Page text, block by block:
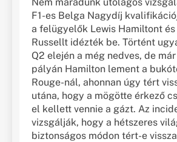
F1-es Belga Nagydíj
a felügyelők Lewis Hamiltont és
Russellt idézték be. Történt
Q2 elején a még nedves, de
pályán Hamilton lement a
Rouge-nál, ahonnan úgy tért
utána, hogy a mögötte érkező
el kellett vennie a gázt. Az
vizsgálják, hogy a hétszeres
biztonságos módon tért-e